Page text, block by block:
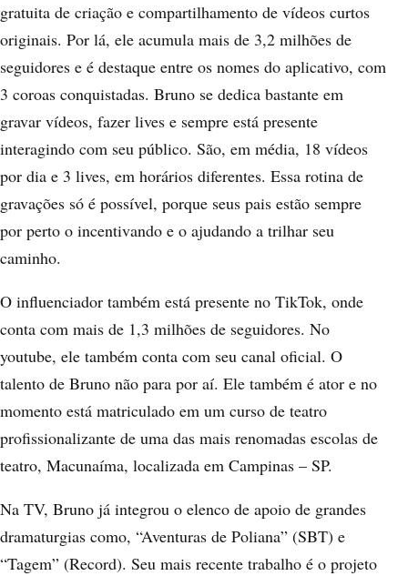
gratuita de criação e compartilhamento de vídeos curtos
originais. Por lá, ele acumula mais de 3,2 milhões de
seguidores e é destaque entre os nomes do aplicativo, com
3 coroas conquistadas. Bruno se dedica bastante em
gravar vídeos, fazer lives e sempre está presente
interagindo com seu público. São, em média, 18 vídeos
por dia e 3 lives, em horários diferentes. Essa rotina de
gravações só é possível, porque seus pais estão sempre
por perto o incentivando e o ajudando a trilhar seu
caminho.
O influenciador também está presente no TikTok, onde
conta com mais de 1,3 milhões de seguidores. No
youtube, ele também conta com seu canal oficial. O
talento de Bruno não para por aí. Ele também é ator e no
momento está matriculado em um curso de teatro
profissionalizante de uma das mais renomadas escolas de
teatro, Macunaíma, localizada em Campinas – SP.
Na TV, Bruno já integrou o elenco de apoio de grandes
dramaturgias como, “Aventuras de Poliana” (SBT) e
“Tagem” (Record). Seu mais recente trabalho é o projeto